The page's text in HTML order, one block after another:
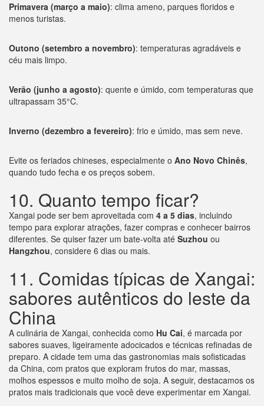
Primavera (março a maio): clima ameno, parques floridos e
menos turistas.
Outono (setembro a novembro): temperaturas agradáveis e
céu mais limpo.
Verão (junho a agosto): quente e úmido, com temperaturas que
ultrapassam 35°C.
Inverno (dezembro a fevereiro): frio e úmido, mas sem neve.
Evite os feriados chineses, especialmente o Ano Novo Chinês,
quando tudo fecha e os preços sobem.
10. Quanto tempo ficar?
Xangai pode ser bem aproveitada com 4 a 5 dias, incluindo
tempo para explorar atrações, fazer compras e conhecer bairros
diferentes. Se quiser fazer um bate-volta até Suzhou ou
Hangzhou, considere 6 dias ou mais.
11. Comidas típicas de Xangai:
sabores autênticos do leste da
China
A culinária de Xangai, conhecida como Hu Cai, é marcada por
sabores suaves, ligeiramente adocicados e técnicas refinadas de
preparo. A cidade tem uma das gastronomias mais sofisticadas
da China, com pratos que exploram frutos do mar, massas,
molhos espessos e muito molho de soja. A seguir, destacamos os
pratos mais tradicionais que você deve experimentar em Xangai.